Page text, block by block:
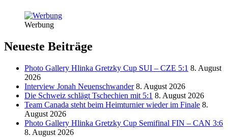
Werbung
Neueste Beiträge
Photo Gallery Hlinka Gretzky Cup SUI – CZE 5:1 8. August
2026
Interview Jonah Neuenschwander 8. August 2026
Die Schweiz schlägt Tschechien mit 5:1 8. August 2026
Team Canada steht beim Heimturnier wieder im Finale 8.
August 2026
Photo Gallery Hlinka Gretzky Cup Semifinal FIN – CAN 3:6
8. August 2026